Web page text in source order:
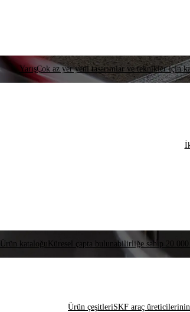
YarışÇok az yer yeni tasarımlar ve teknikler için
Ürün kataloğu Küresel çapta bulunabilirliğe sahip
Ürün çeşitleriSKF araç